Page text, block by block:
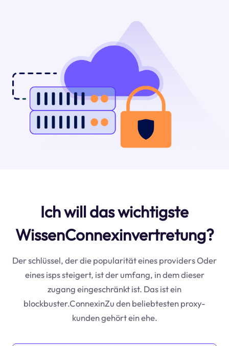
Ich will das wichtigste
WissenConnexinvertretung?
Der schlüssel, der die popularität eines providers Oder
eines isps steigert, ist der umfang, in dem dieser
zugang eingeschränkt ist. Das ist ein
blockbuster.ConnexinZu den beliebtesten proxy-
kunden gehört ein ehe.